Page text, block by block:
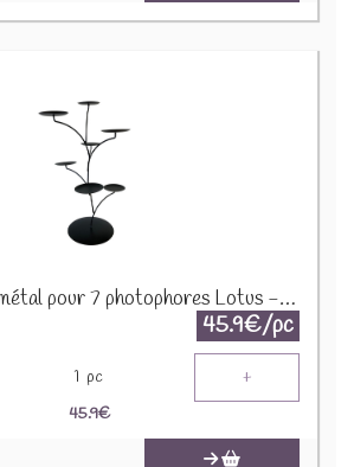
Présentoir en métal pour 7 photophores Lotus - Vide 74891
45.9€/pc
1 pc +
45.9€